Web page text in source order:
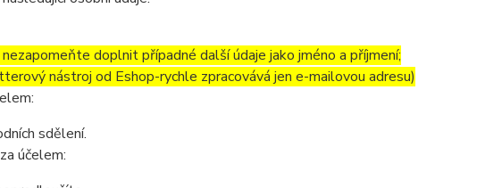
doplnit případné další údaje jako jméno a příjmení;
nástroj od Eshop-rychle zpracovává jen e-mailovou adresu)
sdělení.
účelem: